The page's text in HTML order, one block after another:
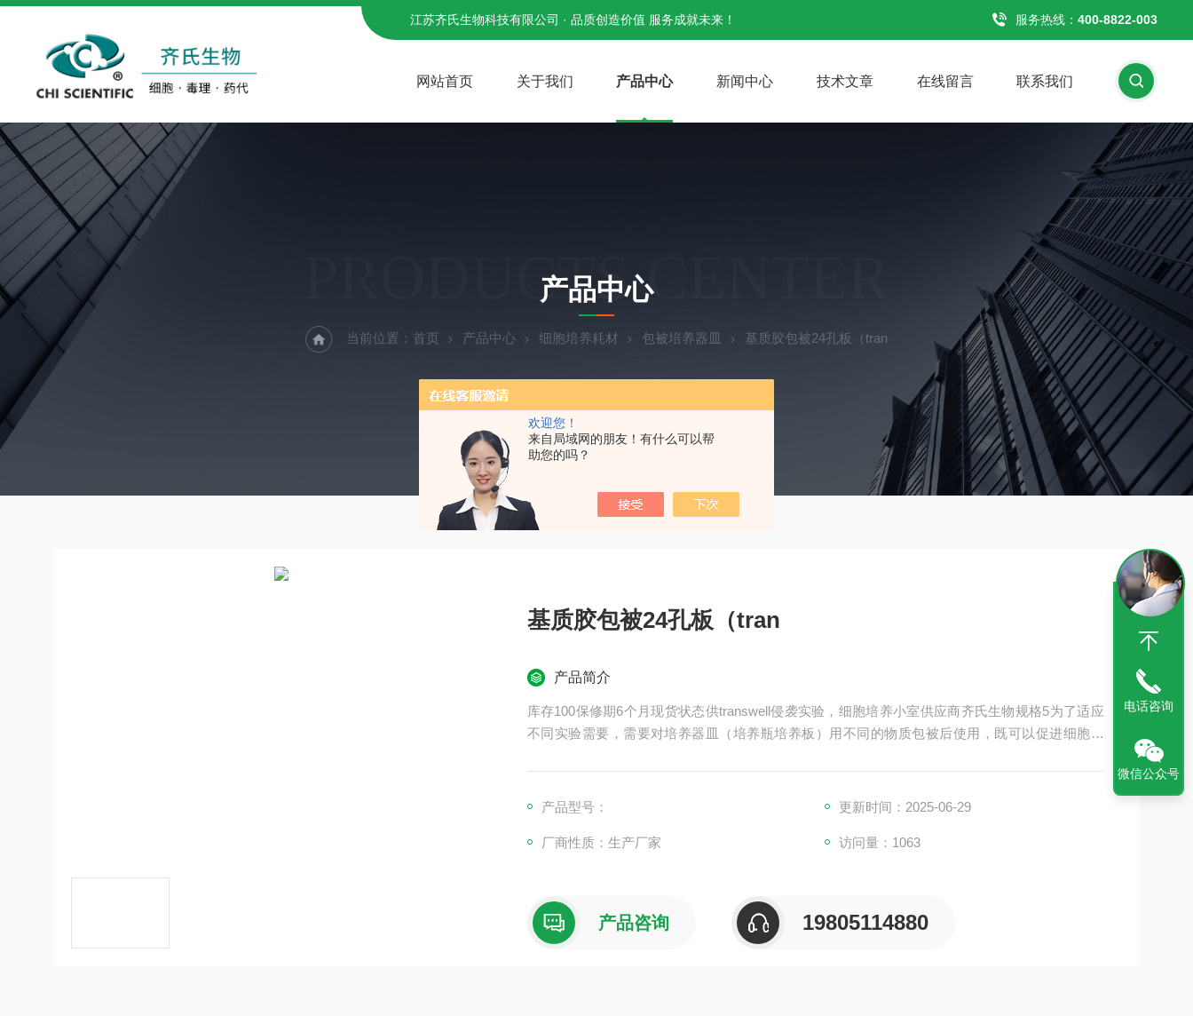
欢迎您！
来自局域网的朋友！有什么可以帮
助您的吗？
江苏齐氏生物科技有限公司 · 品质创造价值 服务成就未来！ 服务热线： 400-8822-003
网站首页 关于我们 产品中心 新闻中心 技术文章 在线留言 联系我们
PRODUCTS CENTER
产品中心
当前位置： 首页 产品中心 细胞培养耗材 包被培养器皿 基质胶包被24孔板（tran
基质胶包被24孔板（tran
产品简介
库存100保修期6个月现货状态供transwell侵袭实验，细胞培养小室供应商齐氏生物规格5为了适应
不同实验需要，需要对培养器皿（培养瓶培养板）用不同的物质包被后使用，既可以促进细胞贴
产品型号： 更新时间：2025-06-29
厂商性质：生产厂家 访问量：1063
产品咨询 19805114880
电话咨询
微信公众号